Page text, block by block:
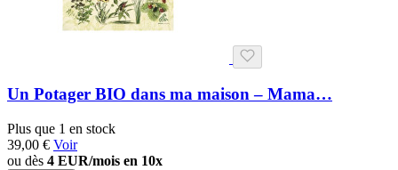
Un Potager BIO dans ma maison – Mama…
Plus que 1 en stock
39,00 € Voir
ou dès 4 EUR/mois en 10x